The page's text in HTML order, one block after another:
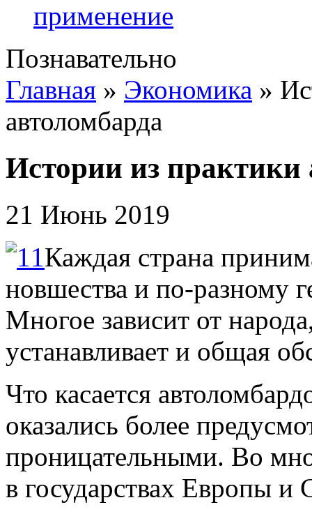
применение
Познавательно
Главная » Экономика »
автоломбарда
Истории из практики
21 Июнь 2019
Каждая страна
новшества и по-разному
Многое зависит от
устанавливает и общая
Что касается
оказались более
проницательными. Во
в государствах Европы